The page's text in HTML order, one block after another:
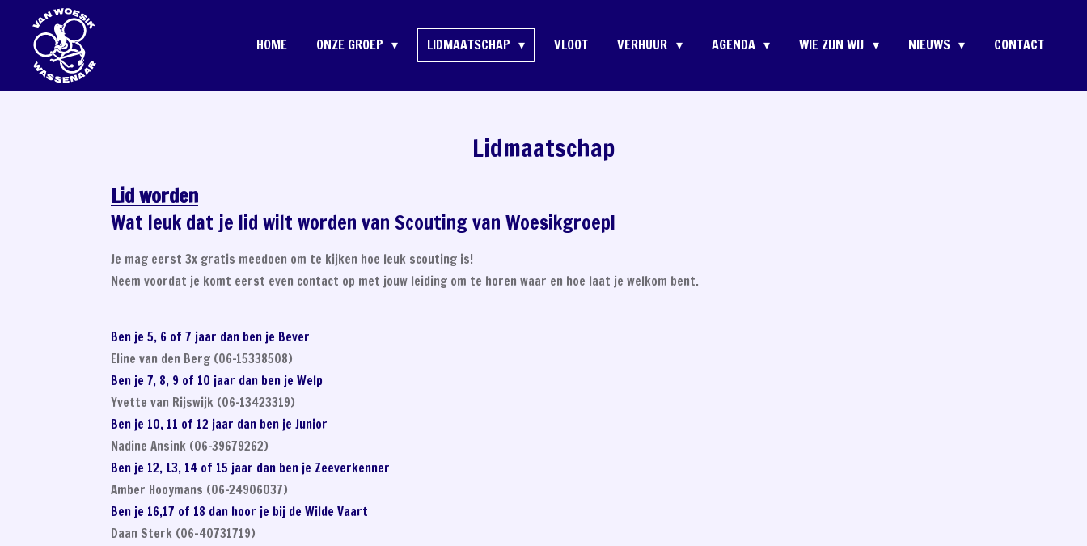
direct
HOME ONZE GROEP LIDMAATSCHAP VLOOT VERHUUR AGENDA WIE ZIJN WIJ NIEUWS CONTACT
Lidmaatschap
Lid worden
Wat leuk dat je lid wilt worden van Scouting van Woesikgroep!
Je mag eerst 3x gratis meedoen om te kijken hoe leuk scouting is!
Neem voordat je komt eerst even contact op met jouw leiding om te horen waar en hoe laat je welkom bent.
Ben je 5, 6 of 7 jaar dan ben je Bever
Eline van den Berg (06-15338508)
Ben je 7, 8, 9 of 10 jaar dan ben je Welp
Yvette van Rijswijk (06-13423319)
Ben je 10, 11 of 12 jaar dan ben je Junior
Nadine Ansink (06-39679262)
Ben je 12, 13, 14 of 15 jaar dan ben je Zeeverkenner
Amber Hooymans (06-24906037)
Ben je 16,17 of 18 dan hoor je bij de Wilde Vaart
Daan Sterk (06-40731719)